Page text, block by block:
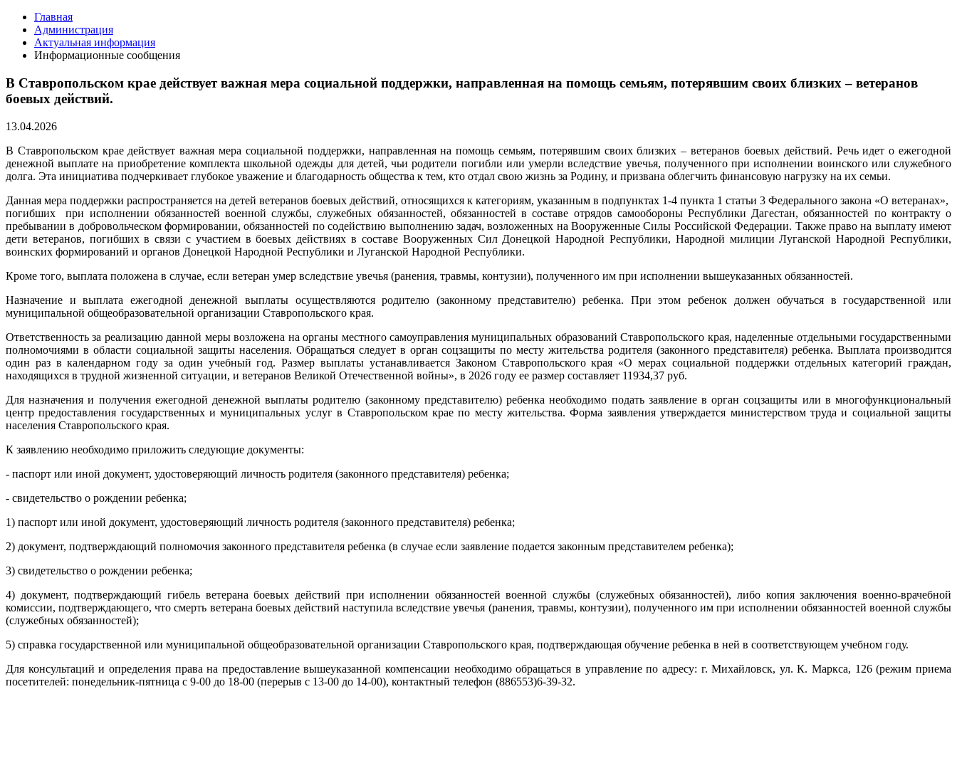
Главная
Администрация
Актуальная информация
Информационные сообщения
В Ставропольском крае действует важная мера социальной поддержки, направленная на помощь семьям, потерявшим своих близких – ветеранов
боевых действий.
13.04.2026
В Ставропольском крае действует важная мера социальной поддержки, направленная на помощь семьям, потерявшим своих близких – ветеранов боевых действий. Речь идет о ежегодной
денежной выплате на приобретение комплекта школьной одежды для детей, чьи родители погибли или умерли вследствие увечья, полученного при исполнении воинского или служебного
долга. Эта инициатива подчеркивает глубокое уважение и благодарность общества к тем, кто отдал свою жизнь за Родину, и призвана облегчить финансовую нагрузку на их семьи.
Данная мера поддержки распространяется на детей ветеранов боевых действий, относящихся к категориям, указанным в подпунктах 1-4 пункта 1 статьи 3 Федерального закона «О ветеранах»,
погибших при исполнении обязанностей военной службы, служебных обязанностей, обязанностей в составе отрядов самообороны Республики Дагестан, обязанностей по контракту о
пребывании в добровольческом формировании, обязанностей по содействию выполнению задач, возложенных на Вооруженные Силы Российской Федерации. Также право на выплату имеют
дети ветеранов, погибших в связи с участием в боевых действиях в составе Вооруженных Сил Донецкой Народной Республики, Народной милиции Луганской Народной Республики,
воинских формирований и органов Донецкой Народной Республики и Луганской Народной Республики.
Кроме того, выплата положена в случае, если ветеран умер вследствие увечья (ранения, травмы, контузии), полученного им при исполнении вышеуказанных обязанностей.
Назначение и выплата ежегодной денежной выплаты осуществляются родителю (законному представителю) ребенка. При этом ребенок должен обучаться в государственной или
муниципальной общеобразовательной организации Ставропольского края.
Ответственность за реализацию данной меры возложена на органы местного самоуправления муниципальных образований Ставропольского края, наделенные отдельными государственными
полномочиями в области социальной защиты населения. Обращаться следует в орган соцзащиты по месту жительства родителя (законного представителя) ребенка. Выплата производится
один раз в календарном году за один учебный год. Размер выплаты устанавливается Законом Ставропольского края «О мерах социальной поддержки отдельных категорий граждан,
находящихся в трудной жизненной ситуации, и ветеранов Великой Отечественной войны», в 2026 году ее размер составляет 11934,37 руб.
Для назначения и получения ежегодной денежной выплаты родителю (законному представителю) ребенка необходимо подать заявление в орган соцзащиты или в многофункциональный
центр предоставления государственных и муниципальных услуг в Ставропольском крае по месту жительства. Форма заявления утверждается министерством труда и социальной защиты
населения Ставропольского края.
К заявлению необходимо приложить следующие документы:
- паспорт или иной документ, удостоверяющий личность родителя (законного представителя) ребенка;
- свидетельство о рождении ребенка;
1) паспорт или иной документ, удостоверяющий личность родителя (законного представителя) ребенка;
2) документ, подтверждающий полномочия законного представителя ребенка (в случае если заявление подается законным представителем ребенка);
3) свидетельство о рождении ребенка;
4) документ, подтверждающий гибель ветерана боевых действий при исполнении обязанностей военной службы (служебных обязанностей), либо копия заключения военно-врачебной
комиссии, подтверждающего, что смерть ветерана боевых действий наступила вследствие увечья (ранения, травмы, контузии), полученного им при исполнении обязанностей военной службы
(служебных обязанностей);
5) справка государственной или муниципальной общеобразовательной организации Ставропольского края, подтверждающая обучение ребенка в ней в соответствующем учебном году.
Для консультаций и определения права на предоставление вышеуказанной компенсации необходимо обращаться в управление по адресу: г. Михайловск, ул. К. Маркса, 126 (режим приема
посетителей: понедельник-пятница с 9-00 до 18-00 (перерыв с 13-00 до 14-00), контактный телефон (886553)6-39-32.